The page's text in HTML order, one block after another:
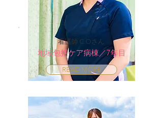
看護師 C.Oさん
地域包括ケア病棟／7年目
READ MORE